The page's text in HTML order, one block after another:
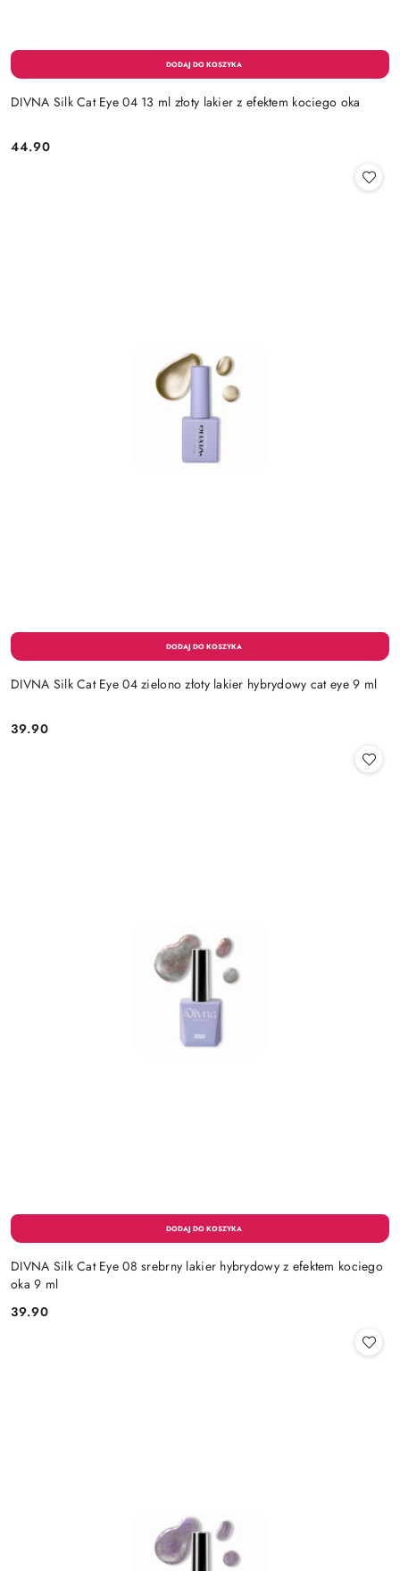
DIVNA Silk Cat Eye 04 13 ml złoty lakier z efektem kociego oka
Cena:
44.90
DIVNA Silk Cat Eye 04 zielono złoty lakier hybrydowy cat eye 9 ml
Cena:
39.90
DIVNA Silk Cat Eye 08 srebrny lakier hybrydowy z efektem kociego
oka 9 ml
Cena:
39.90